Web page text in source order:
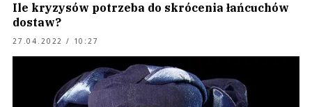
Ile kryzysów potrzeba do skrócenia łańcuchów
dostaw?
27.04.2022 / 10:27